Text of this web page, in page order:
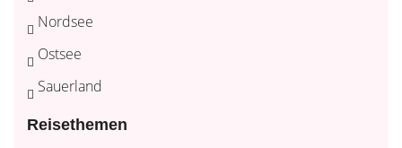
Nordsee
Ostsee
Sauerland
Reisethemen